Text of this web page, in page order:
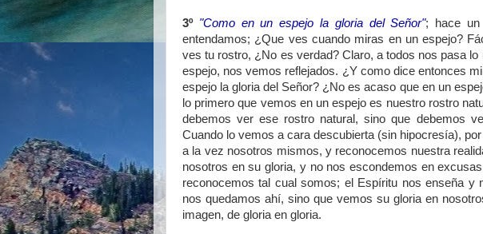
3º "Como en un espejo la gloria del Señor"; hace un
entendamos; ¿Que ves cuando miras en un espejo?
ves tu rostro, ¿No es verdad? Claro, a todos nos pasa
espejo, nos vemos reflejados. ¿Y como dice entonces
espejo la gloria del Señor? ¿No es acaso que en un
lo primero que vemos en un espejo es nuestro rostro
debemos ver ese rostro natural, sino que debemos
Cuando lo vemos a cara descubierta (sin hipocresía),
a la vez nosotros mismos, y reconocemos nuestra
nosotros en su gloria, y no nos escondemos en
reconocemos tal cual somos; el Espíritu nos enseña y
nos quedamos ahí, sino que vemos su gloria en
imagen, de gloria en gloria.